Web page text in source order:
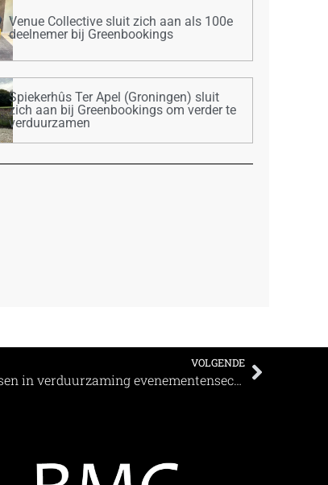
Venue Collective sluit zich aan als 100e
deelnemer bij Greenbookings
Spiekerhûs Ter Apel (Groningen) sluit
zich aan bij Greenbookings om verder te
verduurzamen
VOLGENDE
Greenbookings boekt eerste successen in verduurzaming evenementensector